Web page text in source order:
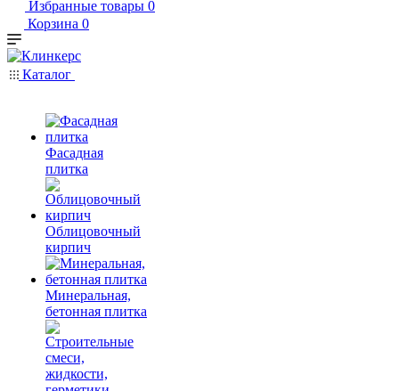
Избранные товары 0
Корзина 0
Каталог
Фасадная
плитка
Облицовочный
кирпич
Минеральная,
бетонная плитка